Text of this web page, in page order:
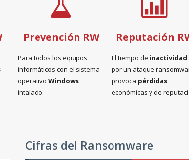
Prevención RW
Para todos los equipos
informáticos con el sistema
operativo Windows
intalado.
Reputación
El tiempo de inactividad
por un ataque
provoca pérdidas
económicas y de
Cifras del Ransomware